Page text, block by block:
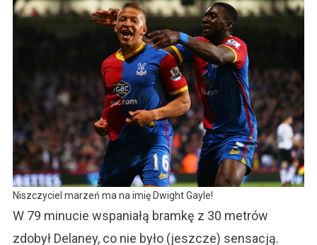
Niszczyciel marzeń ma na imię Dwight Gayle!
W 79 minucie wspaniałą bramkę z 30 metrów
zdobył Delaney, co nie było (jeszcze) sensacją.